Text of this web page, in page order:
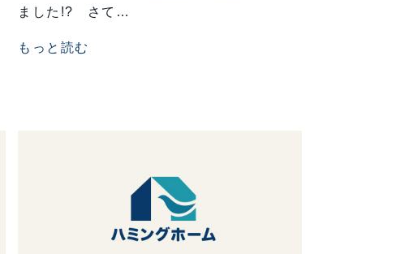
ました!? さて…
もっと読む